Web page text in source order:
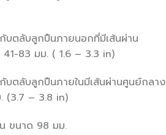
กับตลับลูกปืนภายนอกที่มีเส้นผ่าน
83 มม. ( 1.6 – 3.3 in)
กับตลับลูกปืนภายในมีเส้นผ่านศูนย์กลาง
(3.7 – 3.8 in)
ขนาด 98 มม.